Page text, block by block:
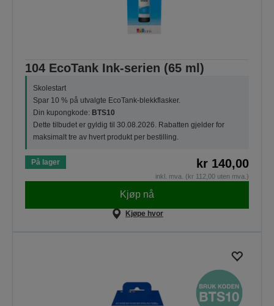
104 EcoTank Ink-serien (65 ml)
Skolestart
Spar 10 % på utvalgte EcoTank-blekkflasker.
Din kupongkode: BTS10
Dette tilbudet er gyldig til 30.08.2026. Rabatten gjelder for
maksimalt tre av hvert produkt per bestilling.
På lager kr 140,00
inkl. mva. (kr 112,00 uten mva.)
Kjøp nå
Kjøpe hvor